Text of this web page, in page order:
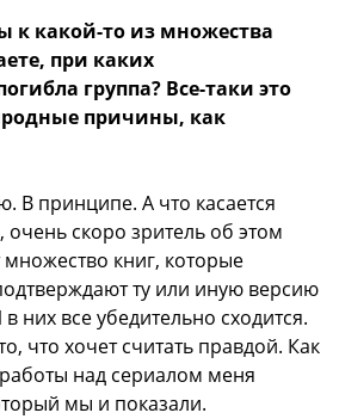
к какой-то из множества
при каких
группа? Все-таки это
причины, как
В принципе. А что касается
очень скоро зритель об этом
множество книг, которые
ту или иную версию
них все убедительно сходится.
что хочет считать правдой. Как
над сериалом меня
мы и показали.